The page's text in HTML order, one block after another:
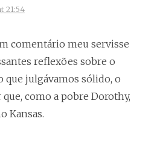
21:54
comentário meu servisse
reflexões sobre o
que julgávamos sólido, o
como a pobre Dorothy,
Kansas.